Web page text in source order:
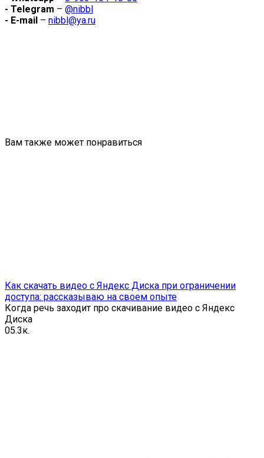
- Telegram – @nibbl
- E-mail – nibbl@ya.ru
Вам также может понравиться
Как скачать видео с Яндекс Диска при ограничении
доступа: рассказываю на своем опыте
Когда речь заходит про скачивание видео с Яндекс
Диска
05.3к.